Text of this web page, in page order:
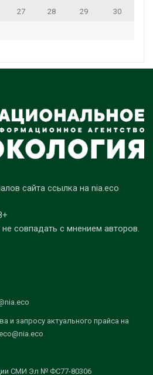
27 28 29 30
сайта ссылка на nia.eco
совпадать с мнением авторов.
и запросу актуального прайса на
СМИ Эл № ФС77-80306